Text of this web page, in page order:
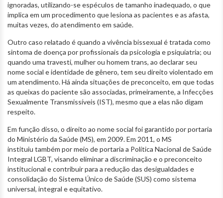
ignoradas, utilizando-se espéculos de tamanho inadequado, o que
implica em um procedimento que lesiona as pacientes e as afasta,
muitas vezes, do atendimento em saúde.
Outro caso relatado é quando a vivência bissexual é tratada como
sintoma de doença por profissionais da psicologia e psiquiatria; ou
quando uma travesti, mulher ou homem trans, ao declarar seu
nome social e identidade de gênero, tem seu direito violentado em
um atendimento. Há ainda situações de preconceito, em que todas
as queixas do paciente são associadas, primeiramente, a Infecções
Sexualmente Transmissíveis (IST), mesmo que a elas não digam
respeito.
Em função disso, o direito ao nome social foi garantido por portaria
do Ministério da Saúde (MS), em 2009. Em 2011, o MS
instituiu também por meio de portaria a Política Nacional de Saúde
Integral LGBT, visando eliminar a discriminação e o preconceito
institucional e contribuir para a redução das desigualdades e
consolidação do Sistema Único de Saúde (SUS) como sistema
universal, integral e equitativo.